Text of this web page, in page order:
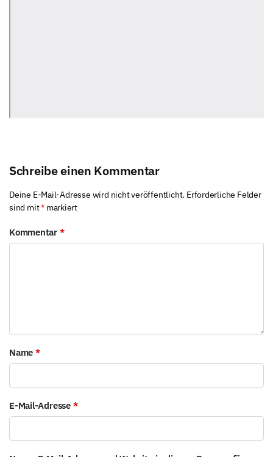
Schreibe einen Kommentar
Deine E-Mail-Adresse wird nicht veröffentlicht. Erforderliche Felder
sind mit*markiert
Kommentar *
Name *
E-Mail-Adresse *